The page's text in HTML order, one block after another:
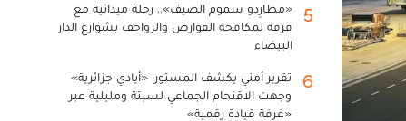
5
«مطارِدو سموم الصيف».. رحلة ميدانية مع
فرقة لمكافحة القوارض والزواحف بشوارع الدار
البيضاء
6
تقرير أمني يكشف المستور: «أيادي جزائرية»
وجهت الاقتحام الجماعي لسبتة ومليلية عبر
«غرفة قيادة رقمية»